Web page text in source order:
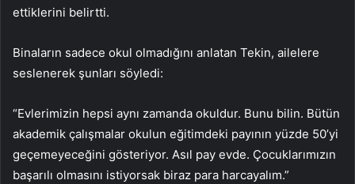
ettiklerini belirtti.
Binaların sadece okul olmadığını anlatan Tekin, ailelere
seslenerek şunları söyledi:
“Evlerimizin hepsi aynı zamanda okuldur. Bunu bilin. Bütün
akademik çalışmalar okulun eğitimdeki payının yüzde 50’yi
geçemeyeceğini gösteriyor. Asıl pay evde. Çocuklarımızın
başarılı olmasını istiyorsak biraz para harcayalım.”